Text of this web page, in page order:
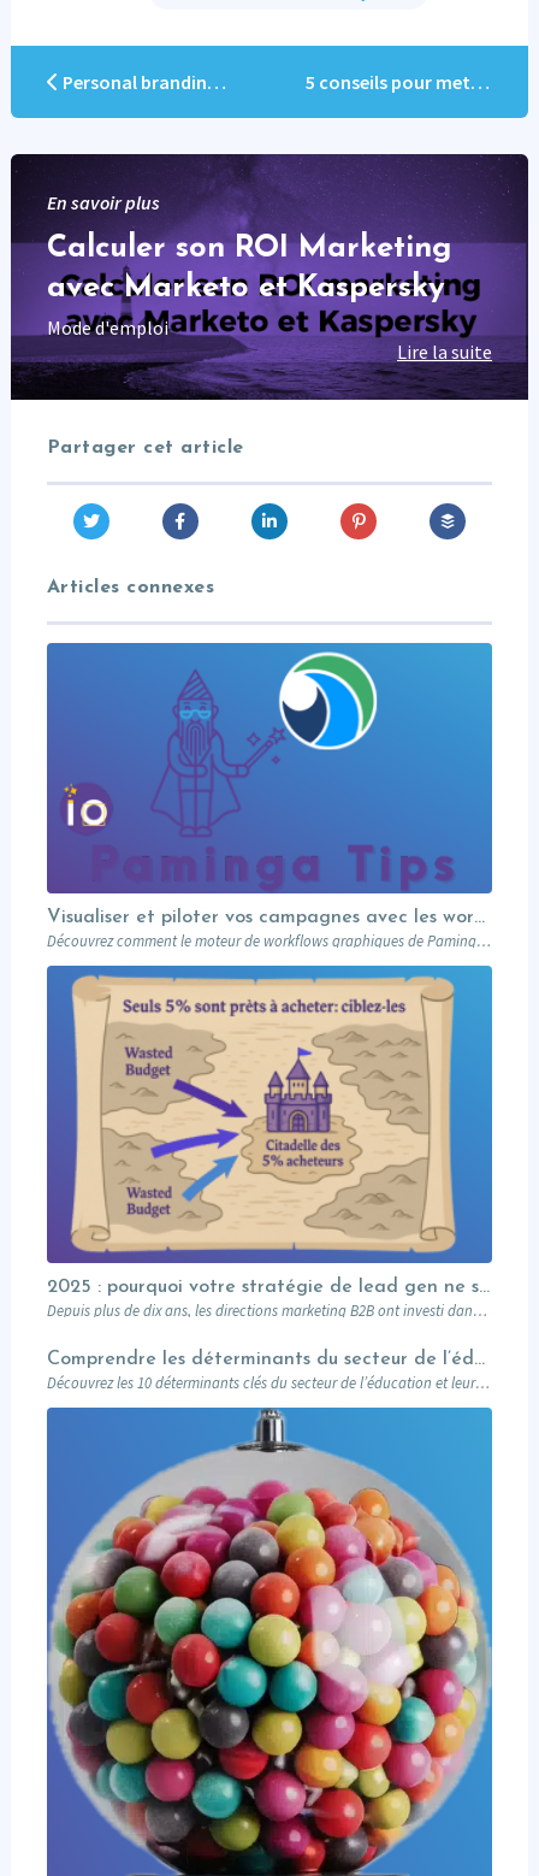
Personal branding, amplification et communauté d’ambassadeurs 5 conseils pour mettre en place sa stratégie content Marketing
En savoir plus
Calculer son ROI Marketing
avec Marketo et Kaspersky
Mode d'emploi
Lire la suite
Partager cet article
Articles connexes
Visualiser et piloter vos campagnes avec les workflows graphiques Paminga.
Découvrez comment le moteur de workflows graphiques de Paminga vous permet de visualiser toute la logique de vos campagnes en un seul coup d’œil — branches conditionnelles, AB tests, waits et intégration Salesforce.
2025 : pourquoi votre stratégie de lead gen ne suffit plus (et comment l’Account-Based Marketing peut relancer vos performances)
Depuis plus de dix ans, les directions marketing B2B ont investi dans des plateformes…
Comprendre les déterminants du secteur de l’éducation et leurs impacts sur le marketing
Découvrez les 10 déterminants clés du secteur de l’éducation et leur impact sur le marketing : attentes des prospects, innovations digitales, impact sociétal, et stratégies pour des campagnes réussies. Un guide complet pour les professionnels du marketing éducatif.